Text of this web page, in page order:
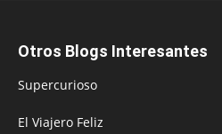
Otros Blogs Interesantes
Supercurioso
El Viajero Feliz